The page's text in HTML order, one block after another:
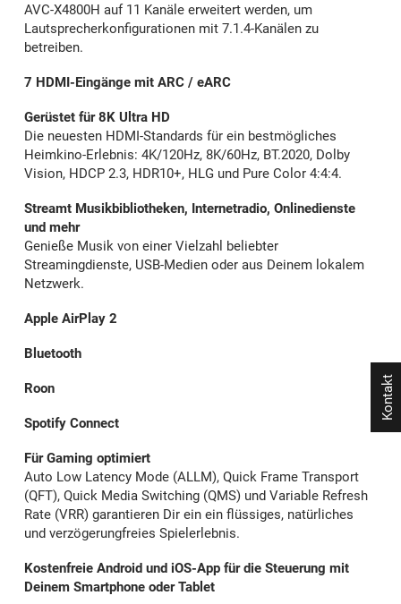
AVC-X4800H auf 11 Kanäle erweitert werden, um
Lautsprecherkonfigurationen mit 7.1.4-Kanälen zu
betreiben.
7 HDMI-Eingänge mit ARC / eARC
Gerüstet für 8K Ultra HD
Die neuesten HDMI-Standards für ein bestmögliches
Heimkino-Erlebnis: 4K/120Hz, 8K/60Hz, BT.2020, Dolby
Vision, HDCP 2.3, HDR10+, HLG und Pure Color 4:4:4.
Streamt Musikbibliotheken, Internetradio, Onlinedienste
und mehr
Genieße Musik von einer Vielzahl beliebter
Streamingdienste, USB-Medien oder aus Deinem lokalem
Netzwerk.
Apple AirPlay 2
Bluetooth
Roon
Spotify Connect
Für Gaming optimiert
Auto Low Latency Mode (ALLM), Quick Frame Transport
(QFT), Quick Media Switching (QMS) und Variable Refresh
Rate (VRR) garantieren Dir ein ein flüssiges, natürliches
und verzögerungfreies Spielerlebnis.
Kostenfreie Android und iOS-App für die Steuerung mit
Deinem Smartphone oder Tablet
Kontakt